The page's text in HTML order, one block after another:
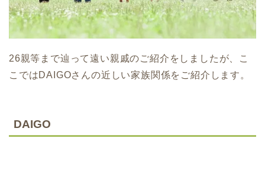
26親等まで辿って遠い親戚のご紹介をしましたが、こ
こではDAIGOさんの近しい家族関係をご紹介します。
DAIGO